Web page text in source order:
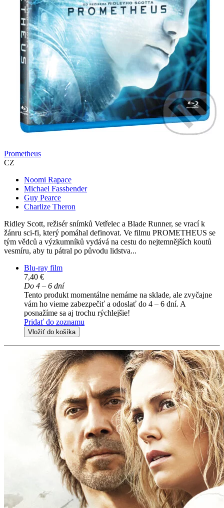
Prometheus
CZ
Noomi Rapace
Michael Fassbender
Guy Pearce
Charlize Theron
Ridley Scott, režisér snímků Vetřelec a Blade Runner, se vrací k
žánru sci-fi, který pomáhal definovat. Ve filmu PROMETHEUS se
tým vědců a výzkumníků vydává na cestu do nejtemnějších koutů
vesmíru, aby tu pátral po původu lidstva...
Blu-ray film
7,40 €
Do 4 – 6 dní
Tento produkt momentálne nemáme na sklade, ale zvyčajne
vám ho vieme zabezpečiť a odoslať do 4 – 6 dní. A
posnažíme sa aj trochu rýchlejšie!
Pridať do zoznamu
Vložiť do košíka